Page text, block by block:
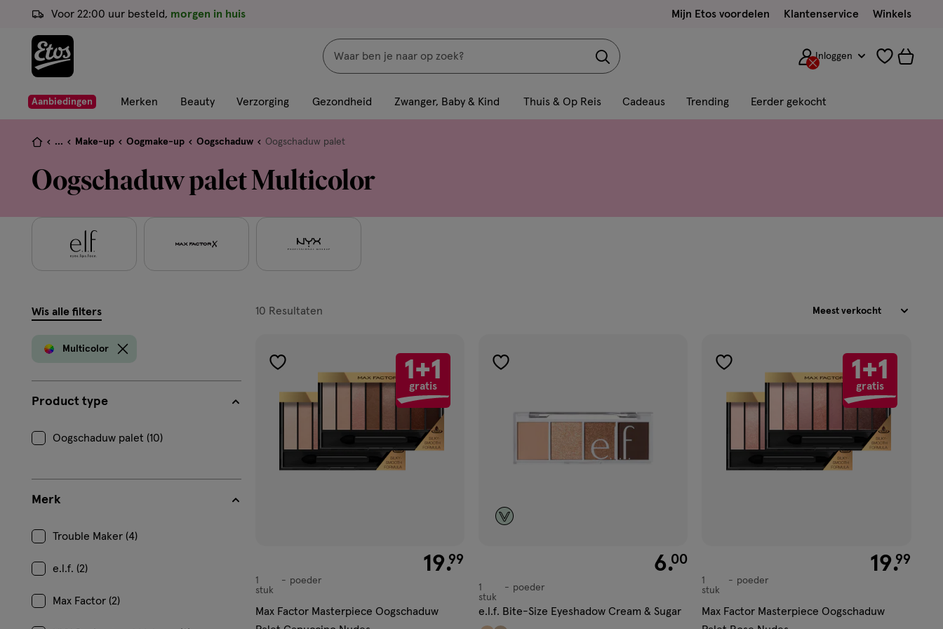
ga
de
hoofd
ga
naar
de
ga
naar
footer
Voor 22:00 uur besteld, morgen in huis Mijn Etos voordelen Klantenservice Winkels
Zoeken
met
dit
veld
een
volledig
geavanceerde
zoekopties
Inloggen
Aanbiedingen Merken Beauty Verzorging Gezondheid Zwanger, Baby & Kind Thuis & Op Reis Cadeaus Trending Eerder gekocht
Je
hier:
... Make-up Oogmake-up Oogschaduw Oogschaduw palet
Oogschaduw palet Multicolor
filters
Wis alle filters
Multicolor
Product type
Oogschaduw palet (10)
Merk
Trouble Maker (4)
e.l.f. (2)
Max Factor (2)
10 Resultaten
producten
1+1
gratis
toevoegen
verlanglijst
€ 19.99
19.99
poeder
1
stuk
poeder
Max Factor Masterpiece Oogschaduw
toevoegen
€ 6.00
6.00
poeder
1
stuk
poeder
e.l.f. Bite-Size Eyeshadow Cream & Sugar
1+1
gratis
toevoegen
verlanglijst
€ 19.99
19.99
poeder
1
stuk
poeder
Max Factor Masterpiece Oogschaduw